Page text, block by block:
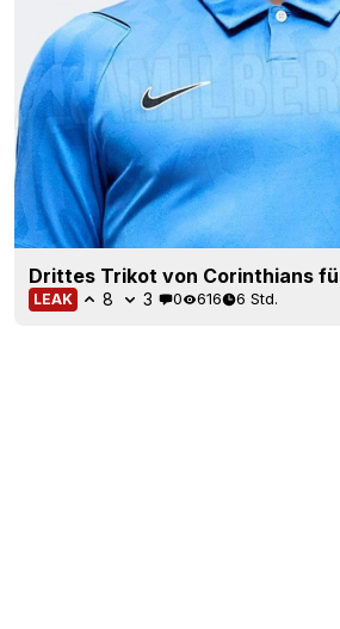
Drittes Trikot von Corinthians
LEAK 8 3 0 616 6 Std.